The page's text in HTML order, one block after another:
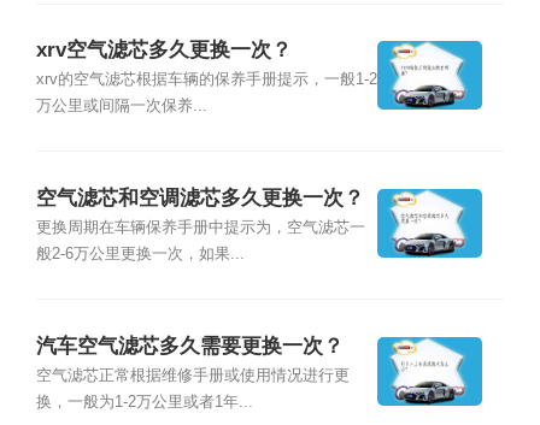
xrv空气滤芯多久更换一次？
xrv的空气滤芯根据车辆的保养手册提示，一般1-2
万公里或间隔一次保养...
空气滤芯和空调滤芯多久更换一次？
更换周期在车辆保养手册中提示为，空气滤芯一
般2-6万公里更换一次，如果...
汽车空气滤芯多久需要更换一次？
空气滤芯正常根据维修手册或使用情况进行更
换，一般为1-2万公里或者1年...